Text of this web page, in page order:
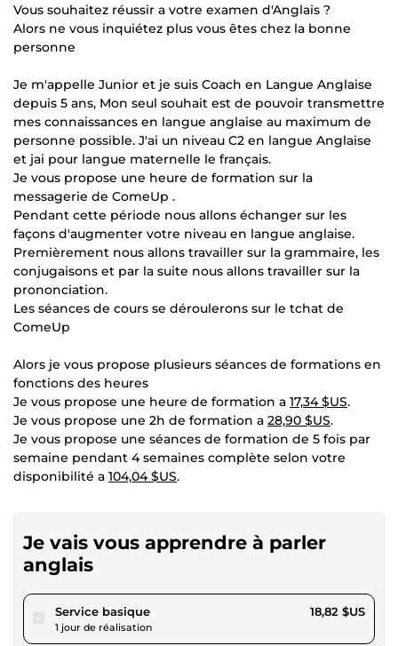
Vous souhaitez réussir a votre examen d'Anglais ?
Alors ne vous inquiétez plus vous êtes chez la bonne
personne
Je m'appelle Junior et je suis Coach en Langue Anglaise
depuis 5 ans, Mon seul souhait est de pouvoir transmettre
mes connaissances en langue anglaise au maximum de
personne possible. J'ai un niveau C2 en langue Anglaise
et jai pour langue maternelle le français.
Je vous propose une heure de formation sur la
messagerie de ComeUp .
Pendant cette période nous allons échanger sur les
façons d'augmenter votre niveau en langue anglaise.
Premièrement nous allons travailler sur la grammaire, les
conjugaisons et par la suite nous allons travailler sur la
prononciation.
Les séances de cours se déroulerons sur le tchat de
ComeUp
Alors je vous propose plusieurs séances de formations en
fonctions des heures
Je vous propose une heure de formation a 17,34 $US.
Je vous propose une 2h de formation a 28,90 $US.
Je vous propose une séances de formation de 5 fois par
semaine pendant 4 semaines complète selon votre
disponibilité a 104,04 $US.
Je vais vous apprendre à parler
anglais
Service basiquepour 17,34 $US
1 jour de réalisation
18,82 $US